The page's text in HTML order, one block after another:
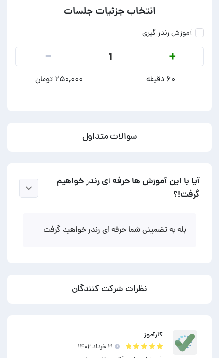
انتخاب جزئیات جلسات
آموزش رندر گیری
+
1
-
۶۰ دقیقه ۲۵۰,۰۰۰ تومان
سوالات متداول
آیا با این آموزش ها حرفه ای رندر خواهیم
گرفت!؟
بله به تضمینی شما حرفه ای رندر خواهید گرفت
نظرات شرکت کنندگان
کارآموز
۲۱ خرداد ۱۴۰۲